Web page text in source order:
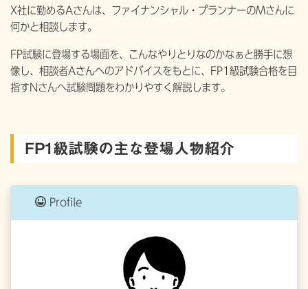
X社に勤めるAさんは、ファイナンシャル・プランナーのMさんに
何かと相談します。
FP試験に登場する場面を、こんなやりとりなのかなぁと勝手に想
像し、相談者Aさんへのアドバイスをもとに、FP1級試験合格を目
指すNさんへ試験問題をわかりやすく解説します。
FP1級試験の主な登場人物紹介
Profile